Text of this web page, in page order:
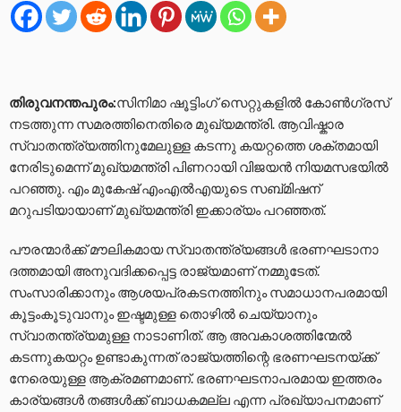
തിരുവനന്തപുരം:സിനിമാ ഷൂട്ടിംഗ് സെറ്റുകളിൽ കോൺഗ്രസ്
നടത്തുന്ന സമരത്തിനെതിരെ മുഖ്യമന്ത്രി. ആവിഷ്കാര
സ്വാതന്ത്ര്യത്തിനുമേലുള്ള കടന്നു കയറ്റത്തെ ശക്തമായി
നേരിടുമെന്ന് മുഖ്യമന്ത്രി പിണറായി വിജയൻ നിയമസഭയിൽ
പറഞ്ഞു. എം മുകേഷ് എംഎൽഎയുടെ സബ്മിഷന്
മറുപടിയായാണ് മുഖ്യമന്ത്രി ഇക്കാര്യം പറഞ്ഞത്.
പൗരന്മാര്‍ക്ക് മൗലികമായ സ്വാതന്ത്ര്യങ്ങള്‍ ഭരണഘടാനാ
ദത്തമായി അനുവദിക്കപ്പെട്ട രാജ്യമാണ് നമ്മുടേത്.
സംസാരിക്കാനും ആശയപ്രകടനത്തിനും സമാധാനപരമായി
കൂട്ടംകൂടുവാനും ഇഷ്ടമുള്ള തൊഴില്‍ ചെയ്യാനും
സ്വാതന്ത്ര്യമുള്ള നാടാണിത്. ആ അവകാശത്തിന്മേല്‍
കടന്നുകയറ്റം ഉണ്ടാകുന്നത് രാജ്യത്തിന്റെ ഭരണഘടനയ്ക്ക്
നേരെയുള്ള ആക്രമണമാണ്. ഭരണഘടനാപരമായ ഇത്തരം
കാര്യങ്ങള്‍ തങ്ങള്‍ക്ക് ബാധകമല്ല എന്ന പ്രഖ്യാപനമാണ്